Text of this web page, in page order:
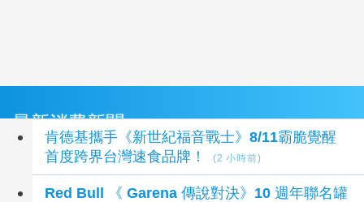
最新消費新聞
肯德基攜手《新世紀福音戰士》8/11霸脆覺醒
首度跨界台灣速食品牌！
(2 小時前)
Red Bull 《 Garena 傳說對決》10 週年聯名罐